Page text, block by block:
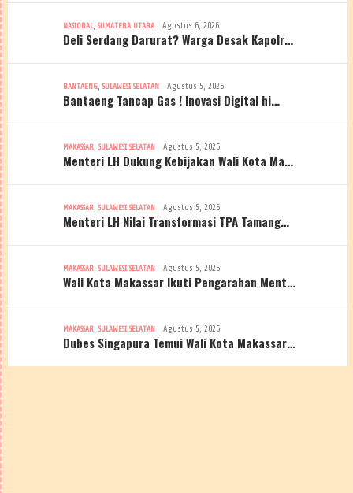
NASIONAL, SUMATERA UTARA Agustus 6, 2026
Deli Serdang Darurat? Warga Desak Kapolr…
BANTAENG, SULAWESI SELATAN Agustus 5, 2026
Bantaeng Tancap Gas ! Inovasi Digital hi…
MAKASSAR, SULAWESI SELATAN Agustus 5, 2026
Menteri LH Dukung Kebijakan Wali Kota Ma…
MAKASSAR, SULAWESI SELATAN Agustus 5, 2026
Menteri LH Nilai Transformasi TPA Tamang…
MAKASSAR, SULAWESI SELATAN Agustus 5, 2026
Wali Kota Makassar Ikuti Pengarahan Ment…
MAKASSAR, SULAWESI SELATAN Agustus 5, 2026
Dubes Singapura Temui Wali Kota Makassar…